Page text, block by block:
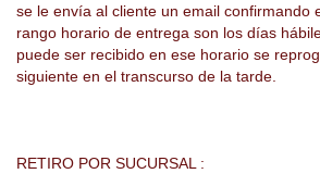
se le envía al cliente un email confirmando
rango horario de entrega son los días
puede ser recibido en ese horario se
siguiente en el transcurso de la tarde.
RETIRO POR SUCURSAL :